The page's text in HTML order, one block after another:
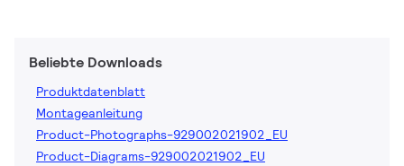
Beliebte Downloads
Produktdatenblatt
Montageanleitung
Product-Photographs-929002021902_EU
Product-Diagrams-929002021902_EU